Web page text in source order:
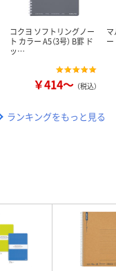
コクヨ ソフトリングノー
ト カラー A5（3号） B罫 ド
ッ…
￥414～ （税込）
ランキングをもっと見る